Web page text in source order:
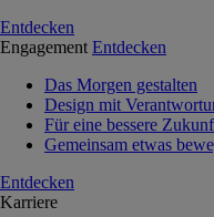
Entdecken
Engagement Entdecken
Das Morgen gestalten
Design mit
Für eine bessere
Gemeinsam etwas
Entdecken
Karriere